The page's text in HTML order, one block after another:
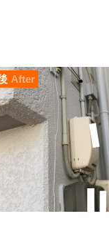
After